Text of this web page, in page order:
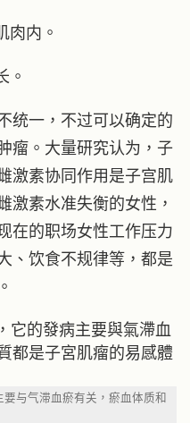
肉内。
。
统一，不过可以确定的
瘤。大量研究认为，子
激素协同作用是子宫肌
激素水准失衡的女性，
在的职场女性工作压力
、饮食不规律等，都是
与气滞血瘀有关，瘀血体质和